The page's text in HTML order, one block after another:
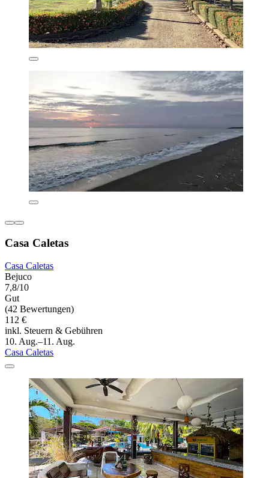
Casa Caletas
Casa Caletas
Bejuco
7,8/10
Gut
(42 Bewertungen)
112 €
inkl. Steuern & Gebühren
10. Aug.–11. Aug.
Casa Caletas